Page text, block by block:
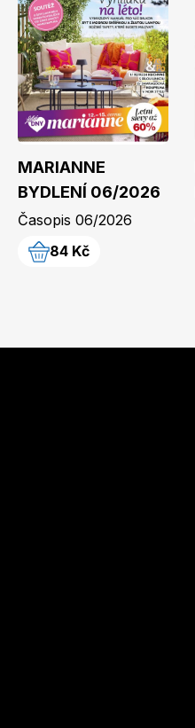
MARIANNE
BYDLENÍ 06/2026
Časopis 06/2026
84 Kč